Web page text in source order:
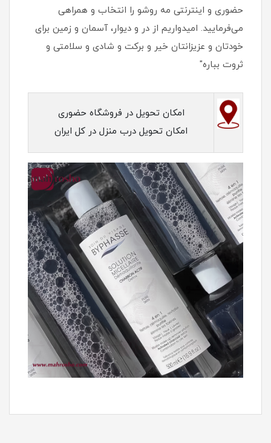
حضوری و اینترنتی مه روشو را انتخاب و همراهی
می‌فرمایید. امیدواریم از در و دیوار، آسمان و زمین برای
خودتان و عزیزانتان خیر و برکت و شادی و سلامتی و
ثروت بباره"
امکان تحویل در فروشگاه حضوری
امکان تحویل درب منزل در کل ایران